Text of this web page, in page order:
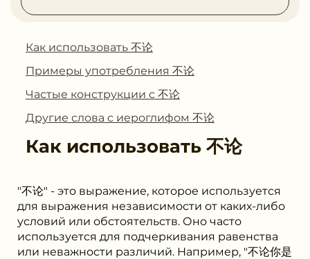
Как использовать 不论
Примеры употребления 不论
Частые конструкции с 不论
Другие слова с иероглифом 不论
Как использовать 不论
"不论" - это выражение, которое используется
для выражения независимости от каких-либо
условий или обстоятельств. Оно часто
используется для подчеркивания равенства
или неважности различий. Например, "不论你是